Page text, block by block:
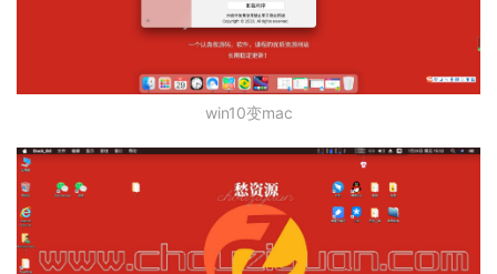
win10变mac